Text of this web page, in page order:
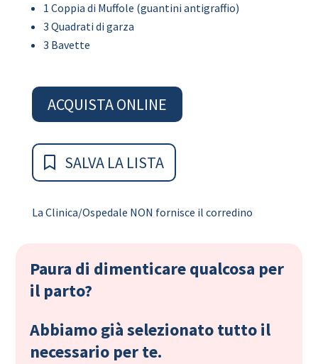
1 Coppia di Muffole (guantini antigraffio)
3 Quadrati di garza
3 Bavette
ACQUISTA ONLINE
SALVA LA LISTA
La Clinica/Ospedale NON fornisce il corredino
Paura di dimenticare qualcosa per
il parto?
Abbiamo già selezionato tutto il
necessario per te.